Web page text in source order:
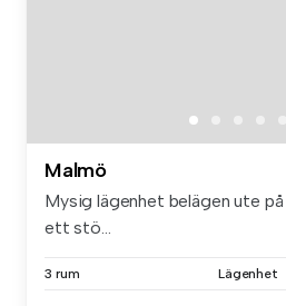
Malmö
Mysig lägenhet belägen ute
ett stö...
3 rum Lägenhet